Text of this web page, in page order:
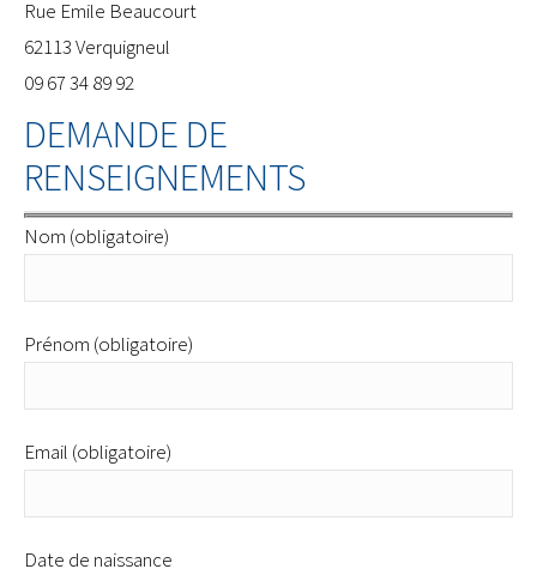
Rue Emile Beaucourt
62113 Verquigneul
09 67 34 89 92
DEMANDE DE
RENSEIGNEMENTS
Nom (obligatoire)
Prénom (obligatoire)
Email (obligatoire)
Date de naissance